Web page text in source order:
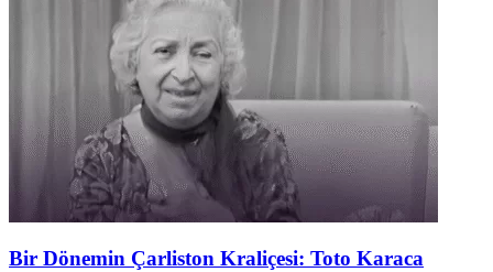
Bir Dönemin Çarliston Kraliçesi: Toto Karaca